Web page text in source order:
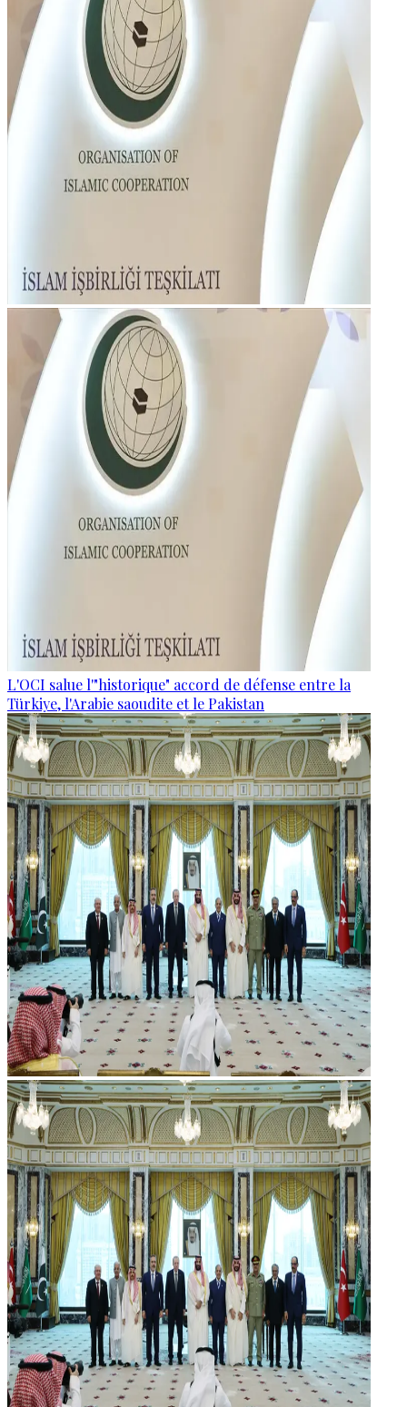
L'OCI salue l'"historique" accord de défense entre la
Türkiye, l'Arabie saoudite et le Pakistan